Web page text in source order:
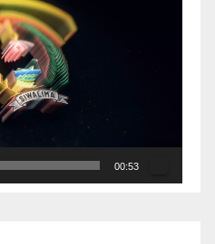
00:53